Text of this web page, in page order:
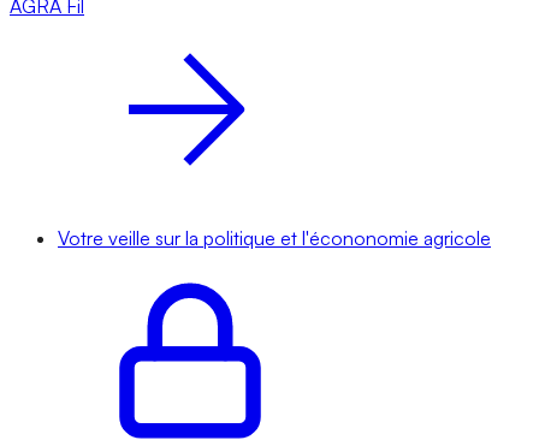
AGRA Fil
Votre veille sur la politique et l'écononomie agricole